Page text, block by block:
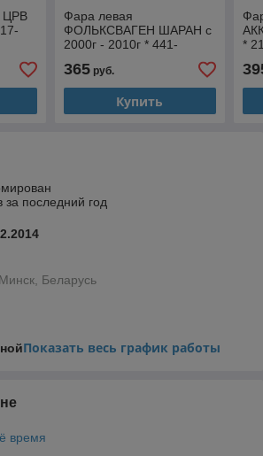
ЦРВ
Фара левая
ФОЛЬКСВАГЕН ШАРАН с
2000г - 2010г * 441-
365руб.
Купить
*
последний год
Беларусь
Показать весь график работы
время